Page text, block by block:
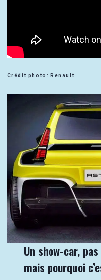
Crédit photo: Renault
Un show-car,
mais pourquoi